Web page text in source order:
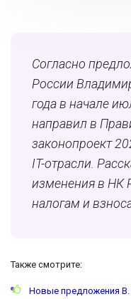
Согласно
России
года в начале
направил в
законопроект
IT-отрасли.
изменения в НК
налогам и
Также смотрите:
Новые предложения В.